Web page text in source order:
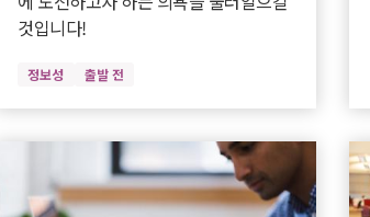
것입니다!
정보성 출발 전